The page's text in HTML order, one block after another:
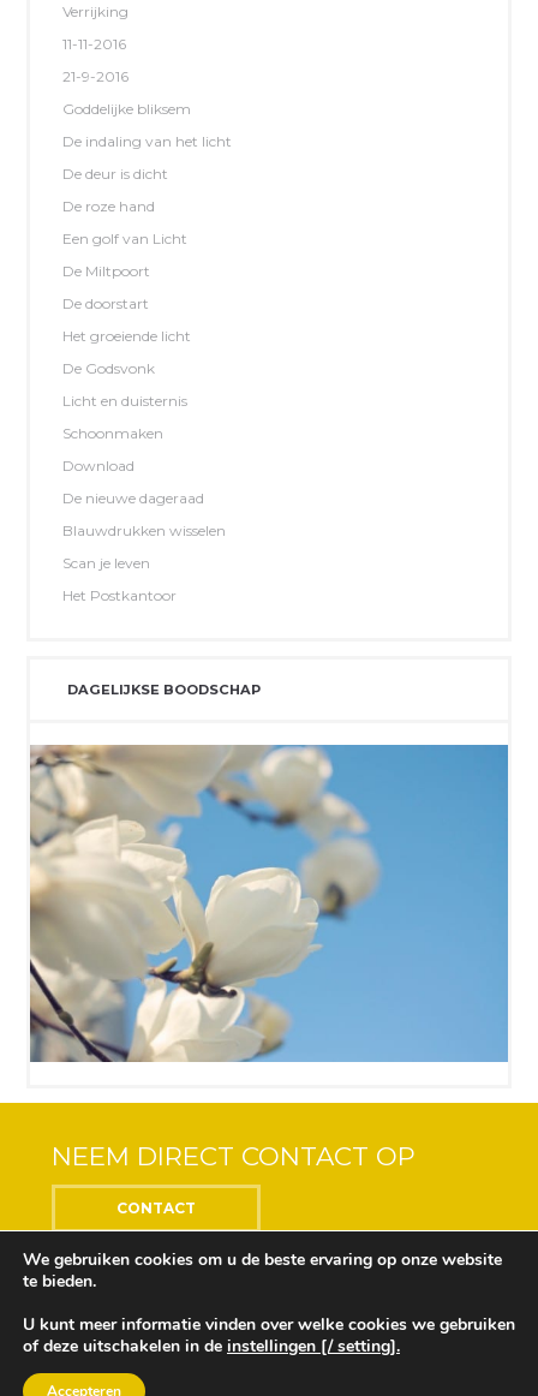
Verrijking
11-11-2016
21-9-2016
Goddelijke bliksem
De indaling van het licht
De deur is dicht
De roze hand
Een golf van Licht
De Miltpoort
De doorstart
Het groeiende licht
De Godsvonk
Licht en duisternis
Schoonmaken
Download
De nieuwe dageraad
Blauwdrukken wisselen
Scan je leven
Het Postkantoor
DAGELIJKSE BOODSCHAP
NEEM DIRECT CONTACT OP
CONTACT
Center of the Soul © 2018 Alle rechten voorbehouden
Ontwikkeling en ontwerp doorDesign Depot
We gebruiken cookies om u de beste ervaring op onze website
te bieden.
U kunt meer informatie vinden over welke cookies we gebruiken
of deze uitschakelen in de instellingen [/ setting].
Accepteren